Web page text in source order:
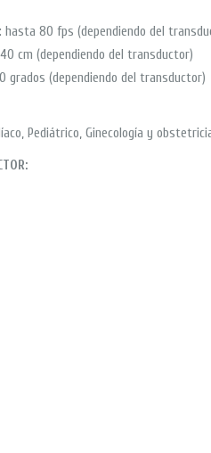
hasta 80 fps (dependiendo del
cm (dependiendo del transductor)
grados (dependiendo del transductor)
Pediátrico, Ginecología y